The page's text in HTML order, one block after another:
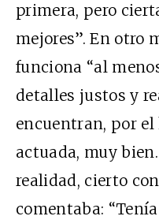
primera, pero
mejores”. En otro
funciona “al
detalles justos y
encuentran, por el
actuada, muy
realidad, cierto
comentaba: